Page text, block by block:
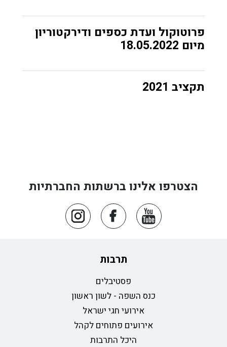
פרוטוקול ועדת כספים ודירקטוריון
מיום 18.05.2022
תקציב 2021
הצטרפו אלינו ברשתות החברתיות
תרבות
פסטיבלים
כנס השפה - לשון ראשון
אירועי חגי ישראל
אירועים פתוחים לקהל
היכל התרבות